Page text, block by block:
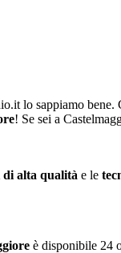
lo sappiamo bene.
! Se sei a
alta qualità e le
è disponibile 24